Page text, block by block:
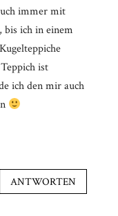
immer mit
ich in einem
ist
ich den mir auch
ANTWORTEN